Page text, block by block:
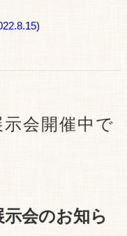
会開催中で
会のお知ら